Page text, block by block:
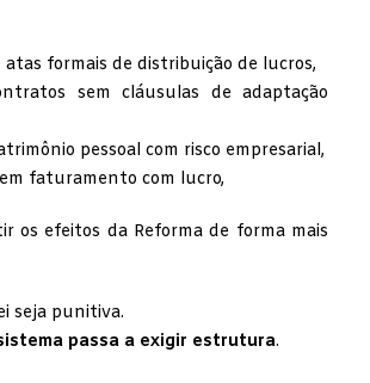
atas formais de distribuição de lucros,
sem cláusulas de adaptação
pessoal com risco empresarial,
faturamento com lucro,
os efeitos da Reforma de forma mais
seja punitiva.
passa a exigir estrutura.